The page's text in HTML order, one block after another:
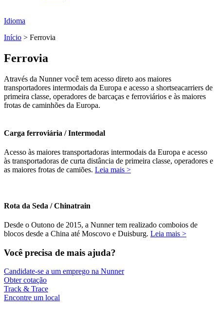
Idioma
Início > Ferrovia
Ferrovia
Através da Nunner você tem acesso direto aos maiores
transportadores intermodais da Europa e acesso a shortseacarriers de
primeira classe, operadores de barcaças e ferroviários e às maiores
frotas de caminhões da Europa.
Carga ferroviária / Intermodal
Acesso às maiores transportadoras intermodais da Europa e acesso
às transportadoras de curta distância de primeira classe, operadores e
as maiores frotas de camiões. Leia mais >
Rota da Seda / Chinatrain
Desde o Outono de 2015, a Nunner tem realizado comboios de
blocos desde a China até Moscovo e Duisburg. Leia mais >
Você precisa de mais ajuda?
Candidate-se a um emprego na Nunner
Obter cotação
Track & Trace
Encontre um local